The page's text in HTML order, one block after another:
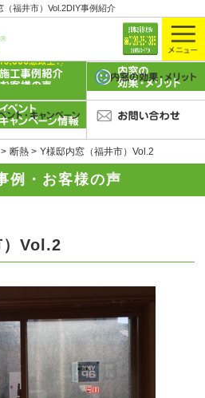
（福井市）Vol.2DIY事例紹介
例・お客様の声
断熱 Y様邸内窓（福井市）Vol.2
）Vol.2